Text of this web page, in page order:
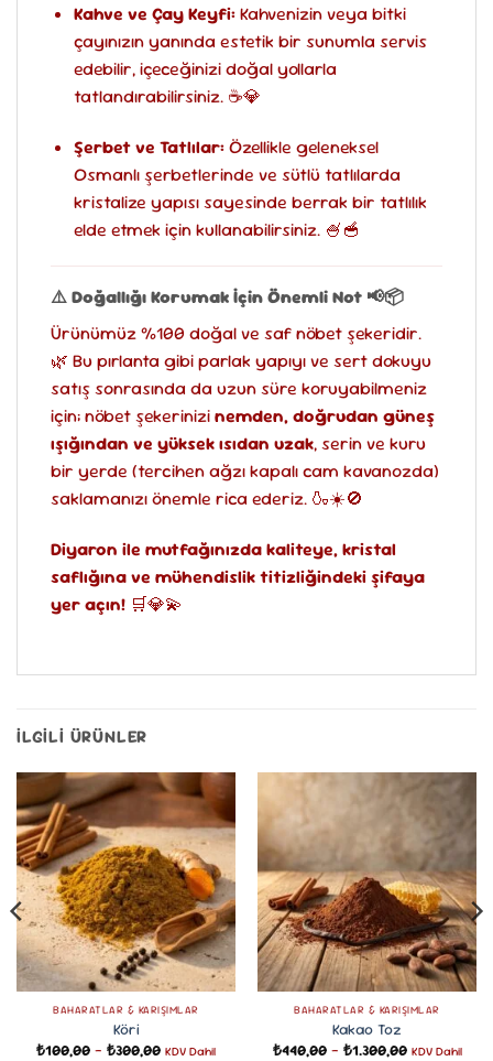
Kahve ve Çay Keyfi:Kahvenizin veya bitki
çayınızın yanında estetik bir sunumla servis
edebilir, içeceğinizi doğal yollarla
tatlandırabilirsiniz. ☕💎
Şerbet ve Tatlılar:Özellikle geleneksel
Osmanlı şerbetlerinde ve sütlü tatlılarda
kristalize yapısı sayesinde berrak bir tatlılık
elde etmek için kullanabilirsiniz. 🍧🥣
⚠️ Doğallığı Korumak İçin Önemli Not 📢📦
Ürünümüz %100 doğal ve saf nöbet şekeridir.
🌿 Bu pırlanta gibi parlak yapıyı ve sert dokuyu
satış sonrasında da uzun süre koruyabilmeniz
için; nöbet şekerinizinemden, doğrudan güneş
ışığından ve yüksek ısıdan uzak, serin ve kuru
bir yerde (tercihen ağzı kapalı cam kavanozda)
saklamanızı önemle rica ederiz. 🍶☀️🚫
Diyaron ile mutfağınızda kaliteye, kristal
saflığına ve mühendislik titizliğindeki şifaya
yer açın! 🛒💎💫
İLGILI ÜRÜNLER
BAHARATLAR & KARIŞIMLAR
Köri
₺100,00 – ₺300,00Fiyat
KDV Dahil
BAHARATLAR & KARIŞIMLAR
Kakao Toz
₺440,00 – ₺1.300,00Fiyat
KDV Dahil